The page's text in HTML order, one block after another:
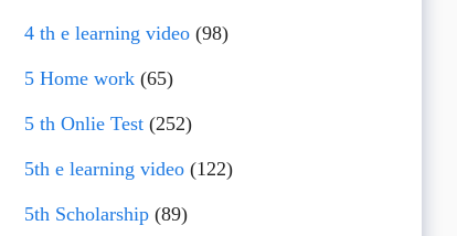
4 th e learning video(98)
5 Home work(65)
5 th Onlie Test(252)
5th e learning video(122)
5th Scholarship(89)